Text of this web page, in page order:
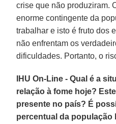
crise que não produziram.
enorme contingente da
trabalhar e isto é fruto dos
não enfrentam os
dificuldades. Portanto, o
IHU On-Line - Qual é a
relação à fome hoje?
presente no país? É
percentual da população